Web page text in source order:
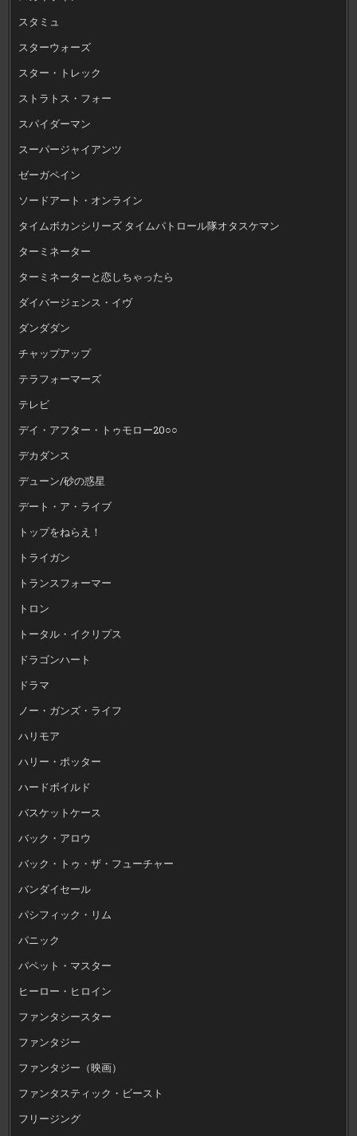
スタミュ
スターウォーズ
スター・トレック
ストラトス・フォー
スパイダーマン
スーパージャイアンツ
ゼーガペイン
ソードアート・オンライン
タイムボカンシリーズ タイムパトロール隊オタスケマン
ターミネーター
ターミネーターと恋しちゃったら
ダイバージェンス・イヴ
ダンダダン
チャップアップ
テラフォーマーズ
テレビ
デイ・アフター・トゥモロー20○○
デカダンス
デューン/砂の惑星
デート・ア・ライブ
トップをねらえ！
トライガン
トランスフォーマー
トロン
トータル・イクリプス
ドラゴンハート
ドラマ
ノー・ガンズ・ライフ
ハリモア
ハリー・ポッター
ハードボイルド
バスケットケース
バック・アロウ
バック・トゥ・ザ・フューチャー
バンダイセール
パシフィック・リム
パニック
パペット・マスター
ヒーロー・ヒロイン
ファンタシースター
ファンタジー
ファンタジー（映画）
ファンタスティック・ビースト
フリージング